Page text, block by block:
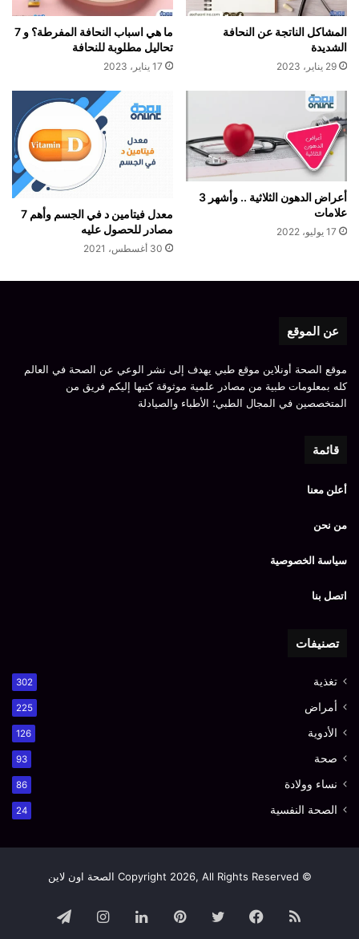
المشاكل الناتجة عن النحافة
الشديدة
29 يناير، 2023
ما هي اسباب النحافة المفرطة؟ و 7
تحاليل مطلوبة للنحافة
17 يناير، 2023
أعراض الدهون الثلاثية .. وأشهر 3
علامات
17 يوليو، 2022
معدل فيتامين د في الجسم وأهم 7
مصادر للحصول عليه
30 أغسطس، 2021
عن الموقع
موقع الصحة أونلاين موقع طبي يهدف إلى نشر الوعي عن الصحة في العالم
كله بمعلومات طبية من مصادر علمية موثوقة كتبها إليكم فريق من
المتخصصين في المجال الطبي؛ الأطباء والصيادلة
قائمة
أعلن معنا
من نحن
سياسة الخصوصية
اتصل بنا
تصنيفات
تغذية 302
أمراض 225
الأدوية 126
صحة 93
نساء وولادة 86
الصحة النفسية 24
© Copyright 2026, All Rights Reserved الصحة اون لاين
ملخصفيسبوك تويتر بينتيريستلينكدإنانستقرامتيلقرام